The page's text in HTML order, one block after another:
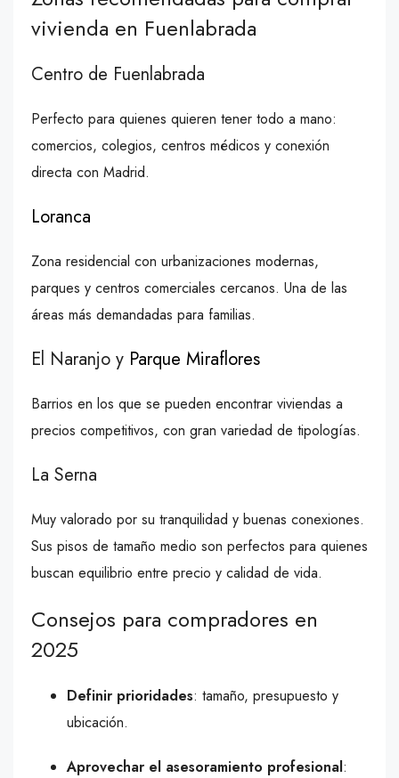
vivienda en Fuenlabrada
Centro de Fuenlabrada
Perfecto para quienes quieren tener todo a mano:
comercios, colegios, centros médicos y conexión
directa con Madrid.
Loranca
Zona residencial con urbanizaciones modernas,
parques y centros comerciales cercanos. Una de las
áreas más demandadas para familias.
El Naranjo y Parque Miraflores
Barrios en los que se pueden encontrar viviendas a
precios competitivos, con gran variedad de tipologías.
La Serna
Muy valorado por su tranquilidad y buenas conexiones.
Sus pisos de tamaño medio son perfectos para quienes
buscan equilibrio entre precio y calidad de vida.
Consejos para compradores en
2025
Definir prioridades: tamaño, presupuesto y
ubicación.
Aprovechar el asesoramiento profesional: